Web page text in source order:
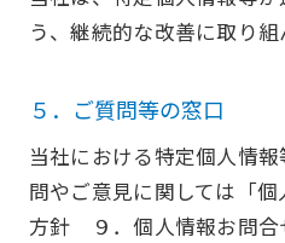
う、継続的な改善に取り組
５．ご質問等の窓口
当社における特定個人情
問やご意見に関しては「
方針 ９．個人情報お問合